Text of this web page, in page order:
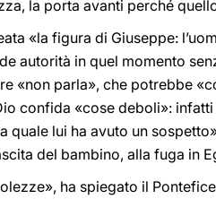
la porta avanti perché
«la figura di Giuseppe:
autorità in quel momento
«non parla», che potrebbe
confida «cose deboli»:
quale lui ha avuto un
del bambino, alla fuga in
ha spiegato il